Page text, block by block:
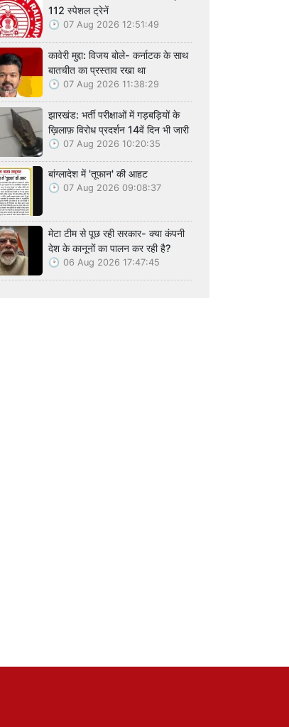
112 स्पेशल ट्रेनें
07 Aug 2026 12:51:49
कावेरी मुद्दा: विजय बोले- कर्नाटक के साथ
बातचीत का प्रस्ताव रखा था
07 Aug 2026 11:38:29
झारखंड: भर्ती परीक्षाओं में गड़बड़ियों के
ख़िलाफ़ विरोध प्रदर्शन 14वें दिन भी जारी
07 Aug 2026 10:20:35
बांग्लादेश में 'तूफान' की आहट
07 Aug 2026 09:08:37
मेटा टीम से पूछ रही सरकार- क्या कंपनी
देश के कानूनों का पालन कर रही है?
06 Aug 2026 17:47:45